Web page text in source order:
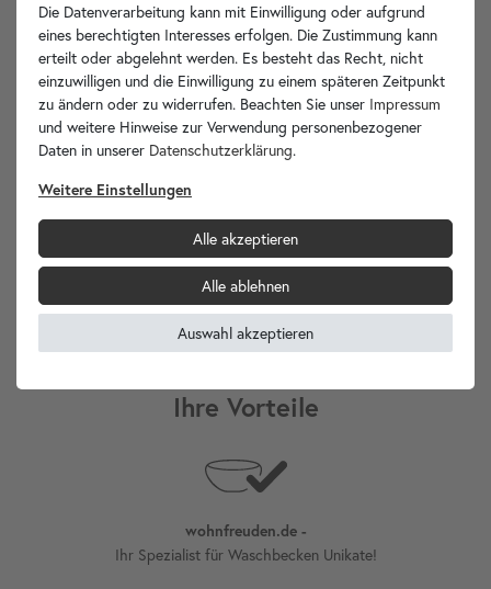
UnikatTv4L1.138 in den Warenkorb
Ihre Vorteile
wohnfreuden.de -
Ihr Spezialist für Waschbecken Unikate!
Die Datenverarbeitung kann mit Einwilligung oder aufgrund
eines berechtigten Interesses erfolgen. Die Zustimmung kann
erteilt oder abgelehnt werden. Es besteht das Recht, nicht
einzuwilligen und die Einwilligung zu einem späteren Zeitpunkt
zu ändern oder zu widerrufen. Beachten Sie unser Impressum
und weitere Hinweise zur Verwendung personenbezogener
Daten in unserer Daten­schutz­erklärung.
Weitere Einstellungen
Alle akzeptieren
Alle ablehnen
Auswahl akzeptieren